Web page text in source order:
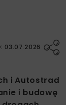
03.07.2026
i Autostrad
i budowę